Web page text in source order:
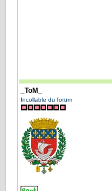
_ToM_
Incollable du forum